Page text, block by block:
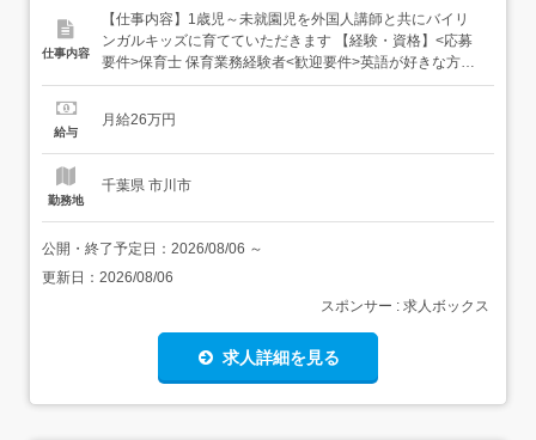
仕事内容
【仕事内容】1歳児～未就園児を外国人講師と共にバイリ
ンガルキッズに育てていただきます 【経験・資格】<応募
要件>保育士 保育業務経験者<歓迎要件>英語が好きな方歓
迎します 【給与】月給 260,000円<給与の備考>昇給あり
円) 【求人番号】311154 【勤務地】千葉県市川市市川2-
給与
月給26万円
勤務地
千葉県 市川市
公開・終了予定日： 2026/08/06 ～
更新日： 2026/08/06
スポンサー : 求人ボックス
求人詳細を見る